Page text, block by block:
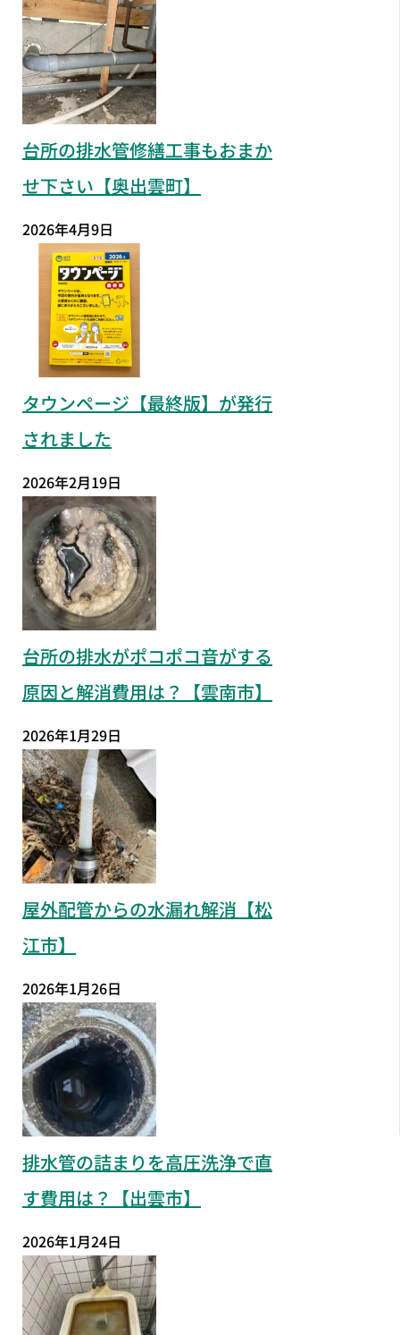
台所の排水管修繕工事もおまか
せ下さい【奥出雲町】
2026年4月9日
タウンページ【最終版】が発行
されました
2026年2月19日
台所の排水がポコポコ音がする
原因と解消費用は？【雲南市】
2026年1月29日
屋外配管からの水漏れ解消【松
江市】
2026年1月26日
排水管の詰まりを高圧洗浄で直
す費用は？【出雲市】
2026年1月24日